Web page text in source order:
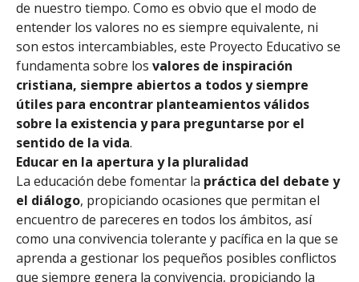
de nuestro tiempo. Como es obvio que el modo de
entender los valores no es siempre equivalente, ni
son estos intercambiables, este Proyecto Educativo se
fundamenta sobre los valores de inspiración
cristiana, siempre abiertos a todos y siempre
útiles para encontrar planteamientos válidos
sobre la existencia y para preguntarse por el
sentido de la vida.
Educar en la apertura y la pluralidad
La educación debe fomentar la práctica del debate y
el diálogo, propiciando ocasiones que permitan el
encuentro de pareceres en todos los ámbitos, así
como una convivencia tolerante y pacífica en la que se
aprenda a gestionar los pequeños posibles conflictos
que siempre genera la convivencia, propiciando la